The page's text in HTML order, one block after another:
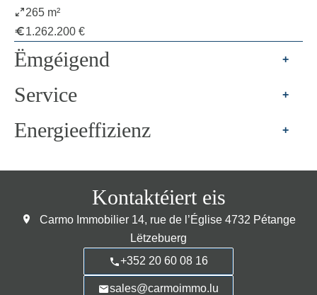
265 m²
1.262.200 €
Ëmgéigend +
Service +
Energieeffizienz +
Kontaktéiert eis
Carmo Immobilier 14, rue de l’Église 4732 Pétange
Lëtzebuerg
+352 20 60 08 16
sales@carmoimmo.lu